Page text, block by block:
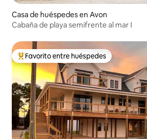
Casa de huéspedes en Avon
Cabaña de playa semifrente al mar I
Favorito entre los huéspedes más
Favorito entre huéspedes